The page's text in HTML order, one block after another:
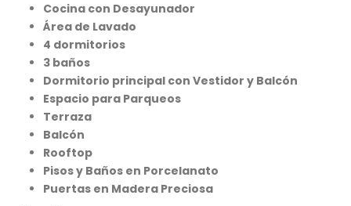
Cocina con Desayunador
Área de Lavado
4 dormitorios
3 baños
Dormitorio principal con Vestidor y Balcón
Espacio para Parqueos
Terraza
Balcón
Rooftop
Pisos y Baños en Porcelanato
Puertas en Madera Preciosa
ningún
artículo